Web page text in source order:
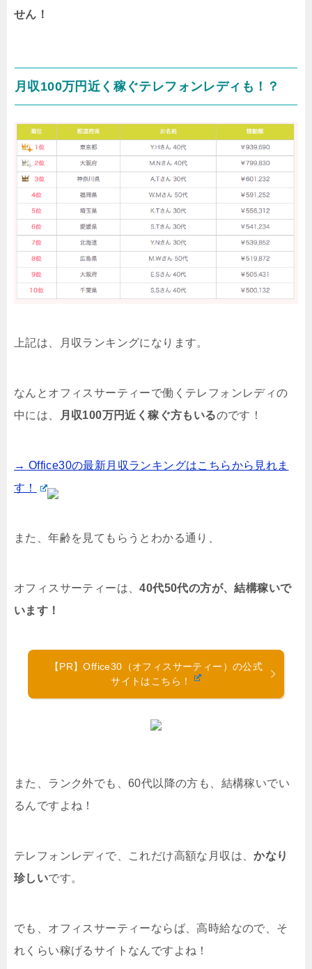
せん！
月収100万円近く稼ぐテレフォンレディも！？
上記は、月収ランキングになります。
なんとオフィスサーティーで働くテレフォンレディの
中には、
月収100万円近く稼ぐ方もいるのです！
→ Office30の最新月収ランキングはこちらから見れま
す！
また、年齢を見てもらうとわかる通り、
オフィスサーティーは、40代50代の方が、結構稼いで
います！
【PR】Office30（オフィスサーティー）の公式
サイトはこちら！
また、ランク外でも、60代以降の方も、結構稼いでい
るんですよね！
テレフォンレディで、これだけ高額な月収は、かなり
珍しいです。
でも、オフィスサーティーならば、高時給なので、そ
れくらい稼げるサイトなんですよね！